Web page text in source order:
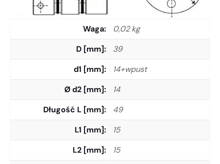
Waga
0,02 kg
D [mm]
39
d1 [mm]
14+wpust
Ø d2 [mm]
14
Długość L [mm]
49
L1 [mm]
15
L2 [mm]
15